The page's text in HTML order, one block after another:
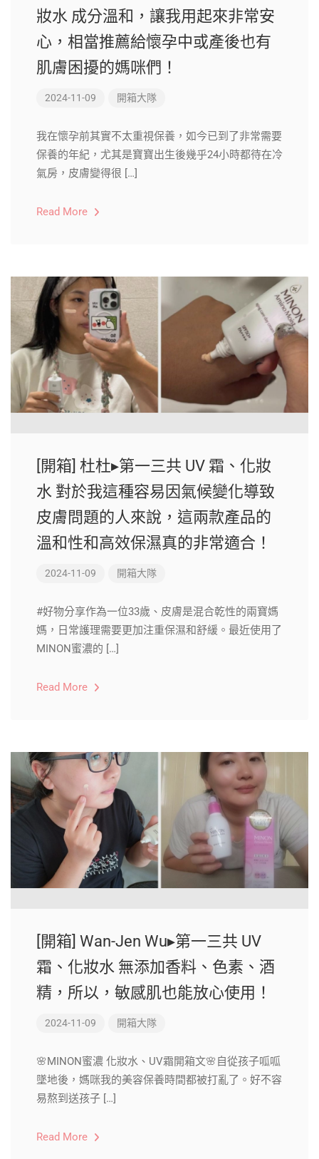
妝水 成分溫和，讓我用起來非常安
心，相當推薦給懷孕中或產後也有
肌膚困擾的媽咪們！
2024-11-09 開箱大隊
我在懷孕前其實不太重視保養，如今已到了非常需要
保養的年紀，尤其是寶寶出生後幾乎24小時都待在冷
氣房，皮膚變得很 […]
Read More
[開箱] 杜杜▸第一三共 UV 霜、化妝
水 對於我這種容易因氣候變化導致
皮膚問題的人來說，這兩款產品的
溫和性和高效保濕真的非常適合！
2024-11-09 開箱大隊
#好物分享作為一位33歲、皮膚是混合乾性的兩寶媽
媽，日常護理需要更加注重保濕和舒緩。最近使用了
MINON蜜濃的 […]
Read More
[開箱] Wan-Jen Wu▸第一三共 UV
霜、化妝水 無添加香料、色素、酒
精，所以，敏感肌也能放心使用！
2024-11-09 開箱大隊
🌸MINON蜜濃 化妝水、UV霜開箱文🌸自從孩子呱呱
墜地後，媽咪我的美容保養時間都被打亂了。好不容
易熬到送孩子 […]
Read More